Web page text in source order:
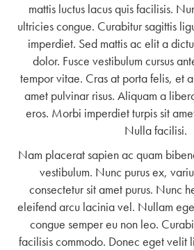
mattis luctus lacus quis facilisis.
ultricies congue. Curabitur sagittis
imperdiet. Sed mattis ac elit a
dolor. Fusce vestibulum cursus
tempor vitae. Cras at porta felis, et
amet pulvinar risus. Aliquam a
eros. Morbi imperdiet turpis sit
Nulla facilisi.
Nam placerat sapien ac quam
vestibulum. Nunc purus ex,
consectetur sit amet purus. Nunc
eleifend arcu lacinia vel. Nullam
congue semper eu non leo.
facilisis commodo. Donec eget velit